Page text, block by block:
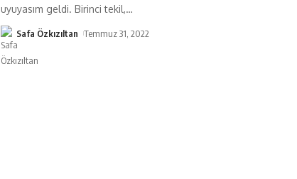
uyuyasım geldi. Birinci tekil,…
Safa Özkızıltan Temmuz 31, 2022